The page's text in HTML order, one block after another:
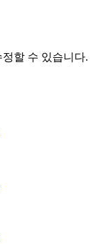
할 수 있습니다.